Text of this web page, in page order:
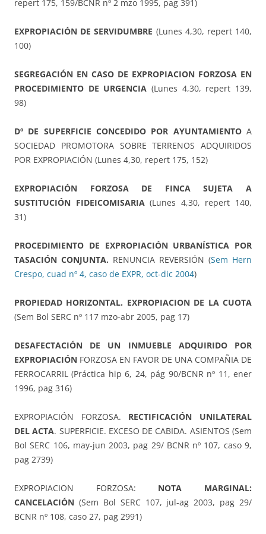
repert 175, 159/BCNR nº 2 mzo 1995, pag 391)
EXPROPIACIÓN DE SERVIDUMBRE (Lunes 4,30, repert 140,
100)
SEGREGACIÓN EN CASO DE EXPROPIACION FORZOSA EN
PROCEDIMIENTO DE URGENCIA (Lunes 4,30, repert 139,
98)
Dº DE SUPERFICIE CONCEDIDO POR AYUNTAMIENTOA
SOCIEDAD PROMOTORA SOBRE TERRENOS ADQUIRIDOS
POR EXPROPIACIÓN (Lunes 4,30, repert 175, 152)
EXPROPIACIÓN FORZOSA DE FINCA SUJETA A
SUSTITUCIÓN FIDEICOMISARIA(Lunes 4,30, repert 140,
31)
PROCEDIMIENTO DE EXPROPIACIÓN URBANÍSTICA POR
TASACIÓN CONJUNTA. RENUNCIA REVERSIÓN (Sem Hern
Crespo, cuad nº 4, caso de EXPR, oct-dic 2004)
PROPIEDAD HORIZONTAL. EXPROPIACION DE LA CUOTA
(Sem Bol SERC nº 117 mzo-abr 2005, pag 17)
DESAFECTACIÓN DE UN INMUEBLE ADQUIRIDO POR
EXPROPIACIÓN FORZOSA EN FAVOR DE UNA COMPAÑIA DE
FERROCARRIL (Práctica hip 6, 24, pág 90/BCNR nº 11, ener
1996, pag 316)
EXPROPIACIÓN FORZOSA. RECTIFICACIÓN UNILATERAL
DEL ACTA. SUPERFICIE. EXCESO DE CABIDA. ASIENTOS (Sem
Bol SERC 106, may-jun 2003, pag 29/ BCNR nº 107, caso 9,
pag 2739)
EXPROPIACION FORZOSA: NOTA MARGINAL:
CANCELACIÓN (Sem Bol SERC 107, jul-ag 2003, pag 29/
BCNR nº 108, caso 27, pag 2991)